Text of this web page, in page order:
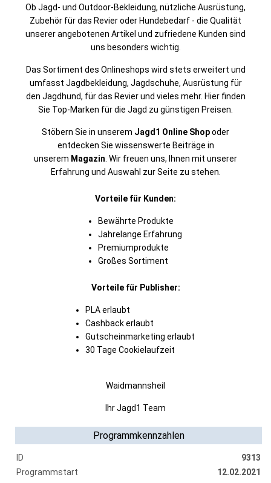
Ob Jagd- und Outdoor-Bekleidung, nützliche Ausrüstung,
Zubehör für das Revier oder Hundebedarf - die Qualität
unserer angebotenen Artikel und zufriedene Kunden sind
uns besonders wichtig.
Das Sortiment des Onlineshops wird stets erweitert und
umfasst Jagdbekleidung, Jagdschuhe, Ausrüstung für
den Jagdhund, für das Revier und vieles mehr. Hier finden
Sie Top-Marken für die Jagd zu günstigen Preisen.
Stöbern Sie in unserem Jagd1 Online Shopoder
entdecken Sie wissenswerte Beiträge in
unserem Magazin . Wir freuen uns, Ihnen mit unserer
Erfahrung und Auswahl zur Seite zu stehen.
Vorteile für Kunden:
Bewährte Produkte
Jahrelange Erfahrung
Premiumprodukte
Großes Sortiment
Vorteile für Publisher:
PLA erlaubt
Cashback erlaubt
Gutscheinmarketing erlaubt
30 Tage Cookielaufzeit
Waidmannsheil
Ihr Jagd1 Team
Programmkennzahlen
ID
9313
Programmstart
12.02.2021